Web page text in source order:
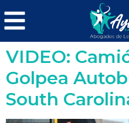
VIDEO:
Golpea
South